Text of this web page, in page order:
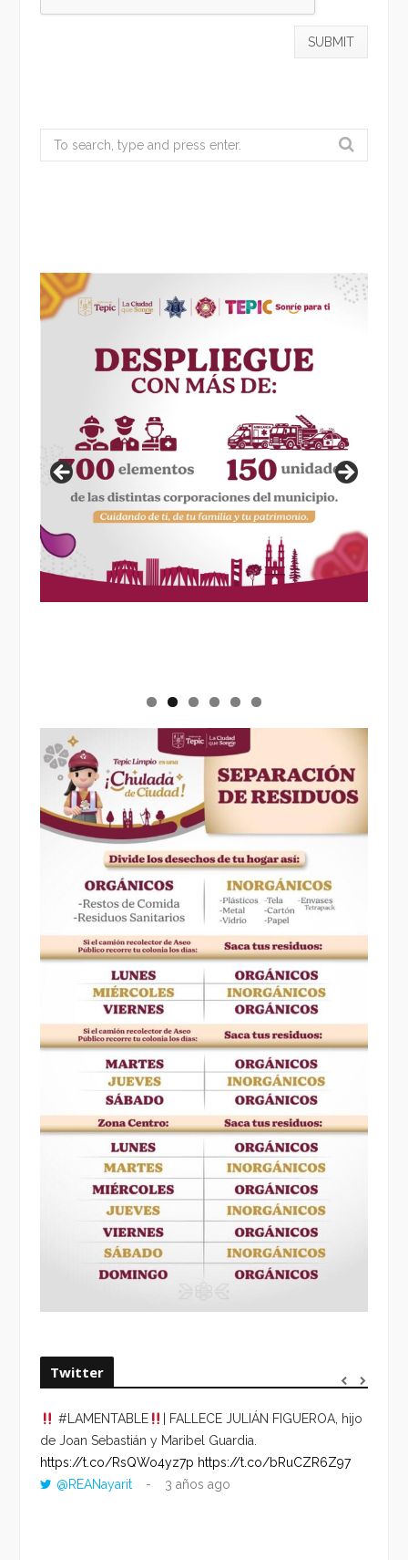
Search
for:
Twitter
#LAMENTABLE
| FALLECE JULIÁN FIGUEROA, hijo
de Joan Sebastián y Maribel Guardia.
https://t.co/RsQWo4yz7p https://t.co/bRuCZR6Z97
@REANayarit
3 años ago